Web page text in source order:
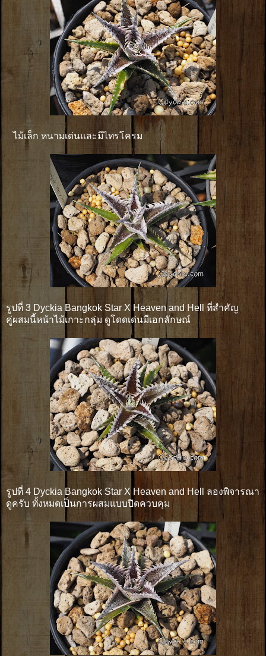
ไม้เล็ก หนามเด่นและมีไทรโครม
รูปที่ 3 Dyckia Bangkok Star X Heaven and Hell ที่สำคัญ
คู่ผสมนี้หน้าไม้เกาะกลุ่ม ดูโดดเด่นมีเอกลักษณ์
รูปที่ 4 Dyckia Bangkok Star X Heaven and Hell ลองพิจารณา
ดูครับ ทั้งหมดเป็นการผสมแบบปิดควบคุม